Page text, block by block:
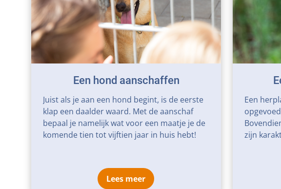
Een hond aanschaffen
Juist als je aan een hond begint, is de eerste
klap een daalder waard. Met de aanschaf
bepaal je namelijk wat voor een maatje je de
komende tien tot vijftien jaar in huis hebt!
Lees meer
Een
zijn